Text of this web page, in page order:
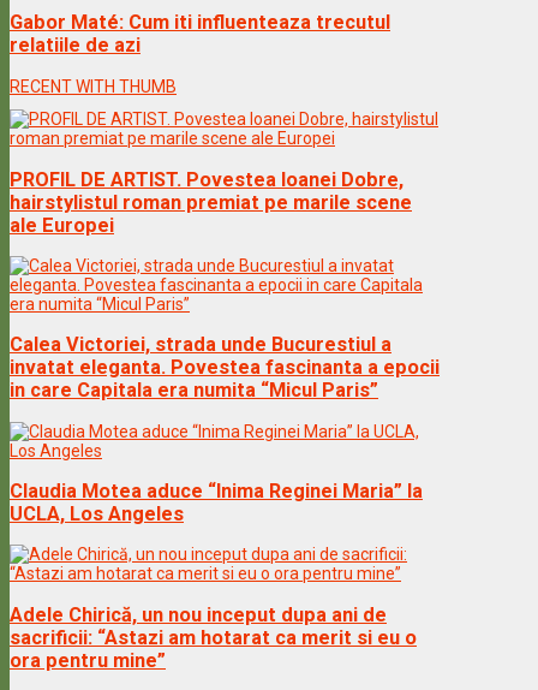
Gabor Maté: Cum iti influenteaza trecutul
relatiile de azi
RECENT WITH THUMB
PROFIL DE ARTIST. Povestea Ioanei Dobre,
hairstylistul roman premiat pe marile scene
ale Europei
Calea Victoriei, strada unde Bucurestiul a
invatat eleganta. Povestea fascinanta a epocii
in care Capitala era numita “Micul Paris”
Claudia Motea aduce “Inima Reginei Maria” la
UCLA, Los Angeles
Adele Chirică, un nou inceput dupa ani de
sacrificii: “Astazi am hotarat ca merit si eu o
ora pentru mine”